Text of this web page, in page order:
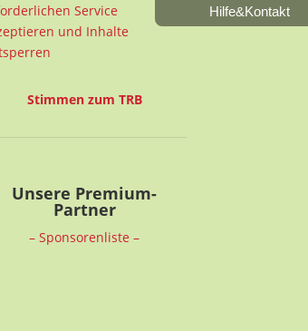
Service
und Inhalte
Stimmen zum TRB
Unsere Premium-
Partner
– Sponsorenliste –
Hilfe&Kontakt